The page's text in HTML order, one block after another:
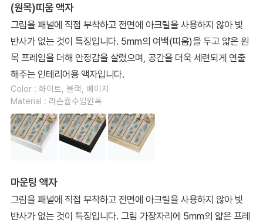
(원목)띠움 액자
그림을 패널에 직접 부착하고 전면에 아크릴을 사용하지 않아 빛
반사가 없는 것이 특징입니다. 5mm의 여백(띠움)을 두고 얇은 원
목 프레임을 더해 안정감을 살렸으며, 공간을 더욱 세련되게 연출
해주는 인테리어용 액자입니다.
Color : 화이트, 블랙, 베이지
Material : 라슨쥴수입원목
마운팅 액자
그림을 패널에 직접 부착하고 전면에 아크릴을 사용하지 않아 빛
반사가 없는 것이 특징입니다. 그림 가장자리에 5mm의 얇은 프레